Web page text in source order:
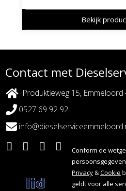
Conform de
Privacy&Cookie
geldt voor alle
Bekijk
Contact met
Produktieweg 15,
0527 69 92 92